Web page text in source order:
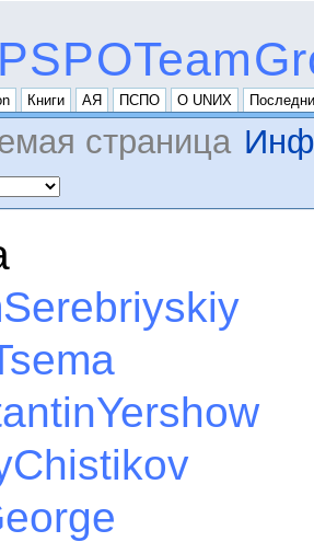
Книги АЯ ПСПО О UNИX
страница